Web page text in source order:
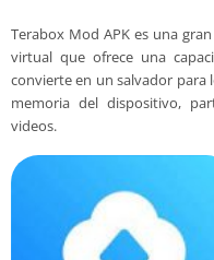
Terabox Mod APK es una
virtual que ofrece una
convierte en un salvador para
memoria del dispositivo,
videos.